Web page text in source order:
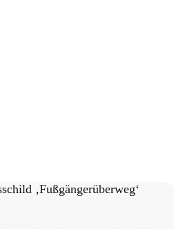
‚Fußgängerüberweg‘